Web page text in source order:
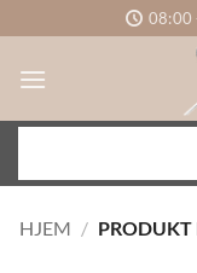
to
content
08:00
HJEM / PRODUKT